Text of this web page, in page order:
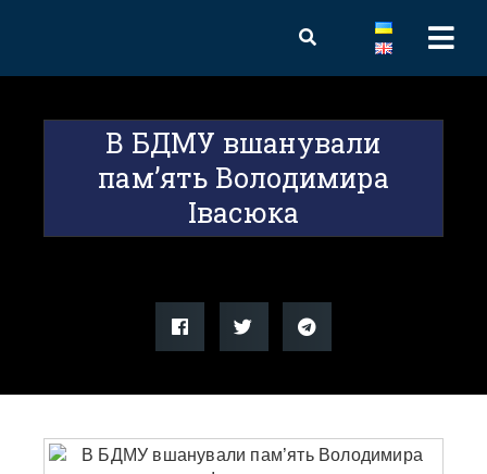
В БДМУ вшанували
пам’ять Володимира
Івасюка